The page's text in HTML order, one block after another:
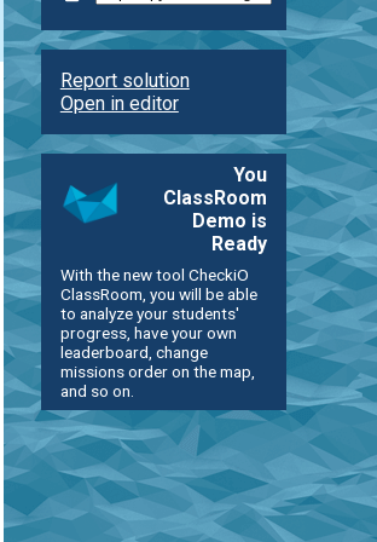
Report solution
Open in editor
You
ClassRoom
Demo is
Ready
With the new tool CheckiO
ClassRoom, you will be able
to analyze your students'
progress, have your own
leaderboard, change
missions order on the map,
and so on.